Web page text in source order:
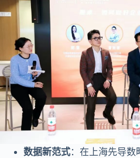
数据新范式：在上海先导